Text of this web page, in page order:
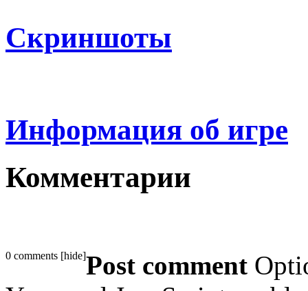
Скриншоты
Информация об игре
Комментарии
0 comments [hide]Post comment